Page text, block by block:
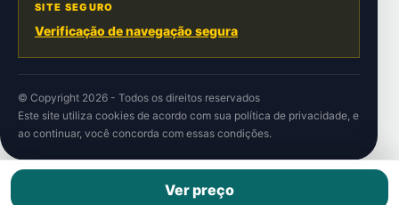
SITE SEGURO
Verificação de navegação segura
© Copyright 2026 - Todos os direitos reservados
Este site utiliza cookies de acordo com sua política de privacidade, e
ao continuar, você concorda com essas condições.
Ver preço